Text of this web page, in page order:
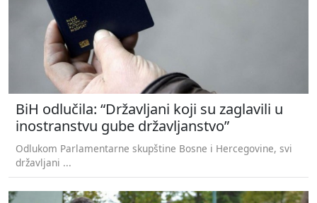
BiH odlučila: “Državljani koji su zaglavili u
inostranstvu gube državljanstvo”
Odlukom Parlamentarne skupštine Bosne i Hercegovine, svi
državljani ...